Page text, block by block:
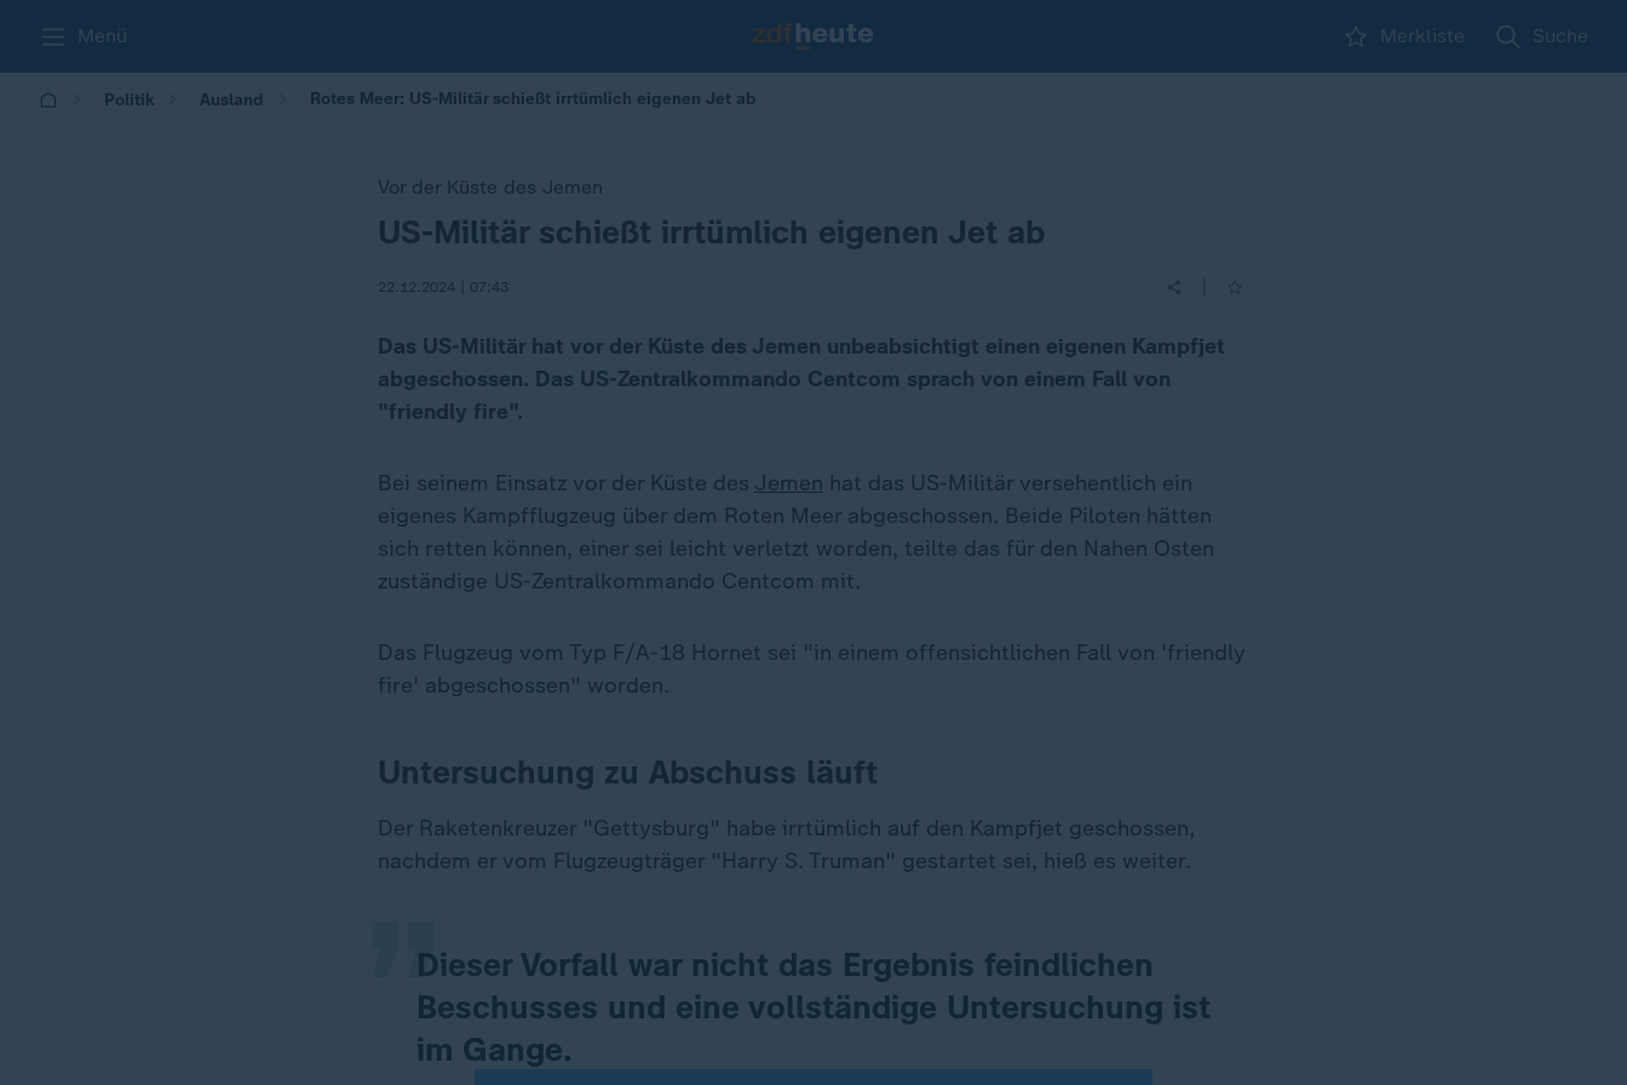
Menü Merkliste Suche
Politik Ausland Rotes Meer: US-Militär schießt irrtümlich eigenen Jet ab
Vor der Küste des Jemen
:US-Militär schießt irrtümlich eigenen Jet ab
22.12.2024 | 07:43
Das US-Militär hat vor der Küste des Jemen unbeabsichtigt einen eigenen Kampfjet
abgeschossen. Das US-Zentralkommando Centcom sprach von einem Fall von
"friendly fire".
Bei seinem Einsatz vor der Küste des Jemen hat das US-Militär versehentlich ein
eigenes Kampfflugzeug über dem Roten Meer abgeschossen. Beide Piloten hätten
sich retten können, einer sei leicht verletzt worden, teilte das für den Nahen Osten
zuständige US-Zentralkommando Centcom mit.
Das Flugzeug vom Typ F/A-18 Hornet sei "in einem offensichtlichen Fall von 'friendly
fire' abgeschossen" worden.
Untersuchung zu Abschuss läuft
Der Raketenkreuzer "Gettysburg" habe irrtümlich auf den Kampfjet geschossen,
nachdem er vom Flugzeugträger "Harry S. Truman" gestartet sei, hieß es weiter.
Dieser Vorfall war nicht das Ergebnis feindlichen
Beschusses und eine vollständige Untersuchung ist
im Gange.
„